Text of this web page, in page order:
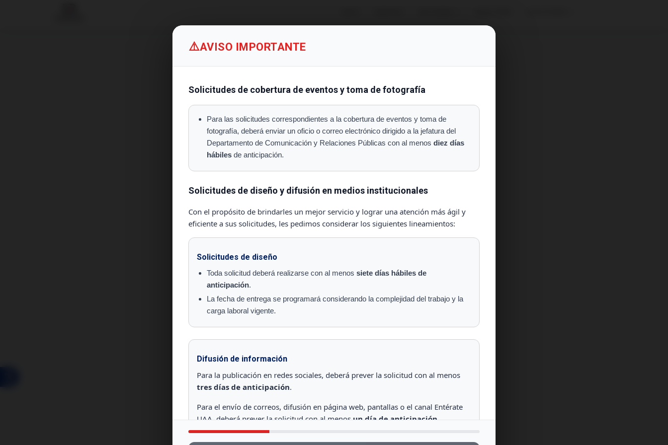
Iniciar Sesión
ingresar tus credenciales aquí.
Contraseña
INICIAR SESIÓN
Regístrate aquí
¿Olvidaste tu contraseña?
AVISO IMPORTANTE
Solicitudes de cobertura de eventos y toma de fotografía
Para las solicitudes correspondientes a la cobertura de eventos y toma de
fotografía, deberá enviar un oficio o correo electrónico dirigido a la jefatura del
Departamento de Comunicación y Relaciones Públicas con al menos diez días
hábiles de anticipación.
Solicitudes de diseño y difusión en medios institucionales
Con el propósito de brindarles un mejor servicio y lograr una atención más ágil y
eficiente a sus solicitudes, les pedimos considerar los siguientes lineamientos:
Solicitudes de diseño
Toda solicitud deberá realizarse con al menos siete días hábiles de
anticipación.
La fecha de entrega se programará considerando la complejidad del trabajo y la
carga laboral vigente.
Difusión de información
Para la publicación en redes sociales, deberá prever la solicitud con al menos
tres días de anticipación.
Para el envío de correos, difusión en página web, pantallas o el canal Entérate
UAA, deberá prever la solicitud con al menos un día de anticipación